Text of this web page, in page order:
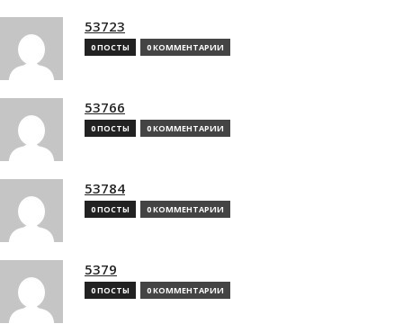
53723
0 ПОСТЫ 0 КОММЕНТАРИИ
53766
0 ПОСТЫ 0 КОММЕНТАРИИ
53784
0 ПОСТЫ 0 КОММЕНТАРИИ
5379
0 ПОСТЫ 0 КОММЕНТАРИИ